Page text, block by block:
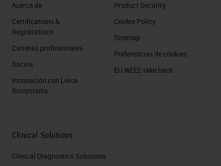
Acerca de
Certifications &
Registrations
Carreras profesionales
Socios
Innovación con Leica
Biosystems
Product Security
Cookie Policy
Sitemap
Preferencias de cookies
EU WEEE take back
Clinical Solutions
Clinical Diagnostics Solutions